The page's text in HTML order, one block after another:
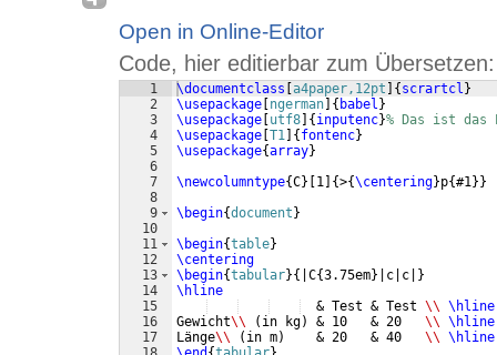
Open in Online-Editor
Code, hier editierbar zum Übersetzen:
1
2
3
4
5
6
7
8
9
10
11
12
13
14
15
16
17
\documentclass a4paper,12pt { scrartcl }
\usepackage ngerman { babel }
\usepackage utf8 { inputenc}% Das ist das
\usepackage T1 { fontenc}
\usepackage{array}
\newcolumntype{C} 1 {>{\centering}p{#1}}
\begin{document }
\begin{table}
\centering
\begin{tabular}{ |C{3.75em} |c|c|
}
\hline
  & Test & Test
\\ \hline
Gewicht\\ ( in kg) & 10   & 20 \\ \hline
Länge\\ ( in m)
    & 20   & 40
\\ \hline